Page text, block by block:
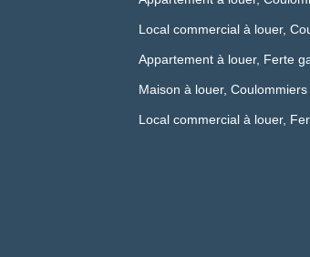
Local commercial à louer,
Appartement à louer, Ferte
Maison à louer, Coulommiers
Local commercial à louer,